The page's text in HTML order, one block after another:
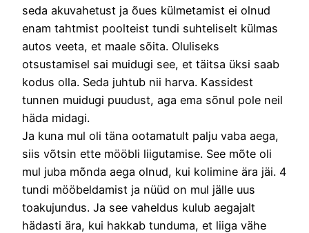
seda akuvahetust ja õues külmetamist ei olnud
enam tahtmist poolteist tundi suhteliselt külmas
autos veeta, et maale sõita. Oluliseks
otsustamisel sai muidugi see, et täitsa üksi saab
kodus olla. Seda juhtub nii harva. Kassidest
tunnen muidugi puudust, aga ema sõnul pole neil
häda midagi.
Ja kuna mul oli täna ootamatult palju vaba aega,
siis võtsin ette mööbli liigutamise. See mõte oli
mul juba mõnda aega olnud, kui kolimine ära jäi. 4
tundi mööbeldamist ja nüüd on mul jälle uus
toakujundus. Ja see vaheldus kulub aegajalt
hädasti ära, kui hakkab tunduma, et liiga vähe